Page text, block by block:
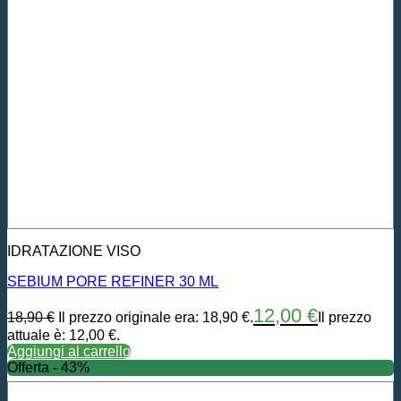
IDRATAZIONE VISO
SEBIUM PORE REFINER 30 ML
18,90€ Il prezzo originale era: 18,90 €.12,00 € Il prezzo
attuale è: 12,00 €.
Aggiungi al carrello
Offerta - 43%